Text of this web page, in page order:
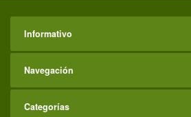
Informativo
Navegación
Categorías